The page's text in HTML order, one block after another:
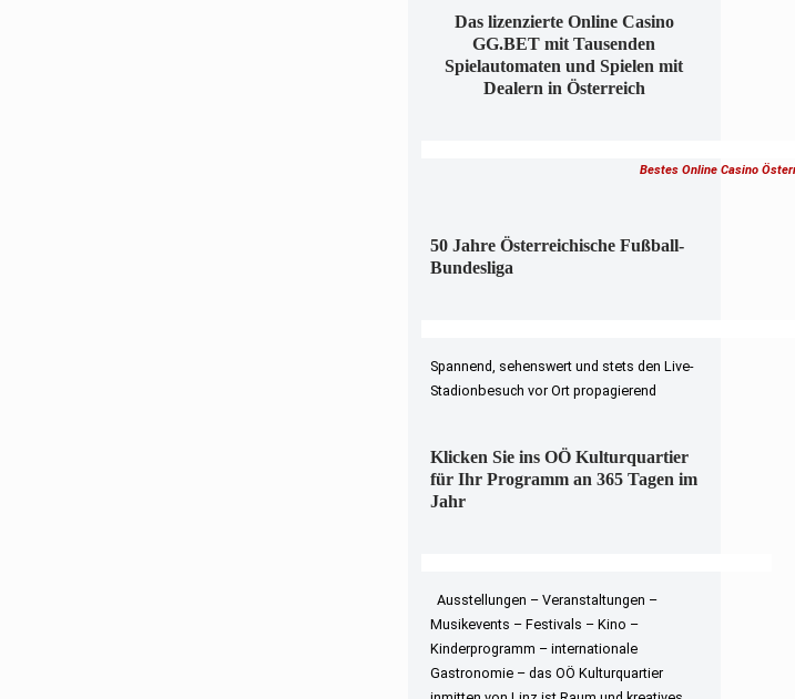
Das lizenzierte Online Casino
GG.BET mit Tausenden
Spielautomaten und Spielen mit
Dealern in Österreich
Bestes Online Casino
50 Jahre Österreichische Fußball-
Bundesliga
Spannend, sehenswert und stets den Live-
Stadionbesuch vor Ort propagierend
Klicken Sie ins OÖ Kulturquartier
für Ihr Programm an 365 Tagen im
Jahr
Ausstellungen – Veranstaltungen –
Musikevents – Festivals – Kino –
Kinderprogramm – internationale
Gastronomie – das OÖ Kulturquartier